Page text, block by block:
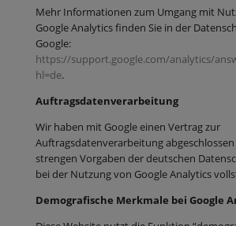
Mehr Informationen zum Umgang mit
Google Analytics finden Sie in der
Google:
https://support.google.com/analytics/
hl=de.
Auftragsdatenverarbeitung
Wir haben mit Google einen Vertrag zur
Auftragsdatenverarbeitung
strengen Vorgaben der deutschen
bei der Nutzung von Google Analytics
Demografische Merkmale bei Google